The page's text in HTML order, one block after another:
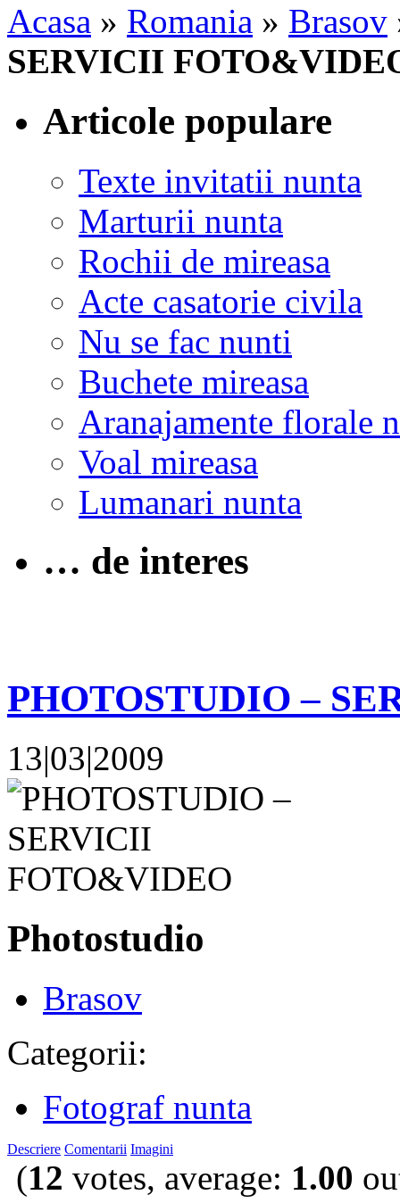
Acasa » Romania » Brasov
SERVICII
Articole populare
Texte invitatii nunta
Marturii nunta
Rochii de mireasa
Acte casatorie civila
Nu se fac nunti
Buchete mireasa
Aranajamente florale
Voal mireasa
Lumanari nunta
… de interes
PHOTOSTUDIO –
13|03|2009
Photostudio
Brasov
Categorii:
Fotograf nunta
Descriere Comentarii Imagini
(12 votes, average: 1.00